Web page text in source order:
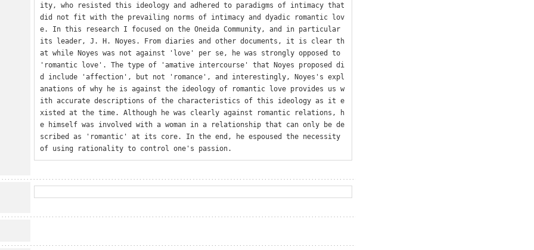
ity, who resisted this ideology and adhered to paradigms of intimacy that
did not fit with the prevailing norms of intimacy and dyadic romantic lov
e. In this research I focused on the Oneida Community, and in particular
its leader, J. H. Noyes. From diaries and other documents, it is clear th
at while Noyes was not against 'love' per se, he was strongly opposed to
'romantic love'. The type of 'amative intercourse' that Noyes proposed di
d include 'affection', but not 'romance', and interestingly, Noyes's expl
anations of why he is against the ideology of romantic love provides us w
ith accurate descriptions of the characteristics of this ideology as it e
xisted at the time. Although he was clearly against romantic relations, h
e himself was involved with a woman in a relationship that can only be de
scribed as 'romantic' at its core. In the end, he espoused the necessity
of using rationality to control one's passion.